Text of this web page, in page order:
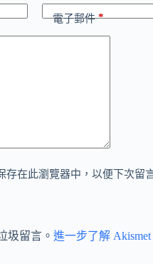
電子郵件*
在此瀏覽器中，以便下次留
圾留言。 進一步了解